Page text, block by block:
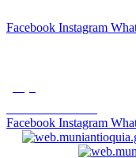
Facebook Instagram
Facebook Instagram